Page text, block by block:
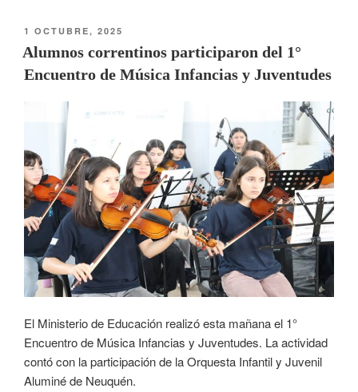
1 OCTUBRE, 2025
Alumnos correntinos participaron del 1°
Encuentro de Música Infancias y Juventudes
El Ministerio de Educación realizó esta mañana el 1°
Encuentro de Música Infancias y Juventudes. La actividad
contó con la participación de la Orquesta Infantil y Juvenil
Aluminé de Neuquén.